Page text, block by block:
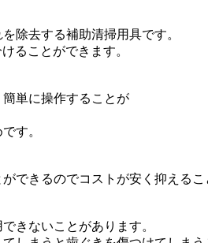
除去する補助清掃用具です。
ることができます。
単に操作することが
す。
できるのでコストが安く抑えるこ
きないことがあります。